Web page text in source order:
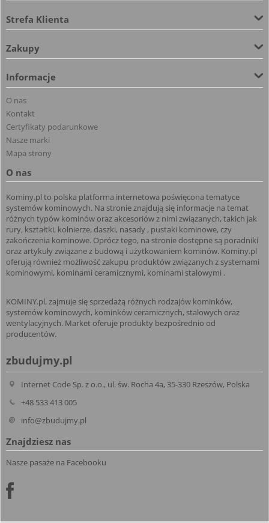
Strefa Klienta
Zakupy
Informacje
O nas
Kontakt
Certyfikaty podarunkowe
Nasze marki
Mapa strony
O nas
Kominy.pl to polska platforma internetowa poświęcona tematyce
systemów kominowych. Na stronie znajdują się informacje na temat
różnych typów kominów oraz akcesoriów z nimi związanych, takich jak
rury, kształtki, kołnierze, daszki, nasady , pustaki kominowe, czy
zakończenia kominowe. Oprócz tego, na stronie dostępne są poradniki
oraz artykuły związane z budową i użytkowaniem kominów. Kominy.pl
oferują również możliwość zakupu produktów związanych z systemami
kominowymi, kominami ceramicznymi, kominami stalowymi .
KOMINY.pl, zajmuje się sprzedażą różnych rodzajów kominków,
systemów kominowych, kominków ceramicznych, stalowych oraz
wentylacyjnych. Market oferuje produkty bezpośrednio od
producentów.
zbudujmy.pl
Internet Code Sp. z o.o., ul. św. Rocha 4a, 35-330 Rzeszów, Polska
+48 533 413 005
info@zbudujmy.pl
Znajdziesz nas
Nasze pasaże na Facebooku